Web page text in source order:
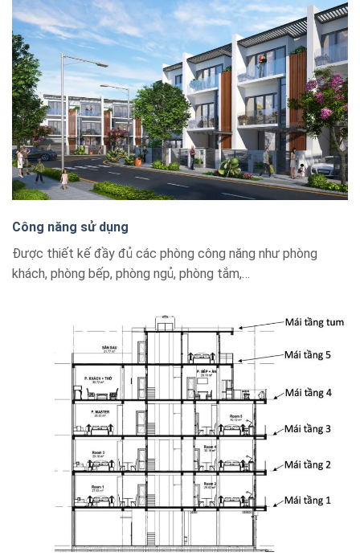
Công năng sử dụng
Được thiết kế đầy đủ các phòng công năng như phòng
khách, phòng bếp, phòng ngủ, phòng tắm,…